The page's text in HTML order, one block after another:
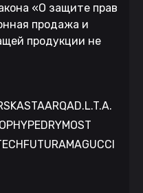
«О защите прав
продажа и
продукции не
KASTAARQAD.L.T.A.
HYPEDRYMOST
FUTURAMAGUCCI